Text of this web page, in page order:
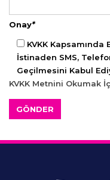
Onay*
KVKK
İstinaden SMS,
Geçilmesini Kabul
KVKK Metnini Okumak